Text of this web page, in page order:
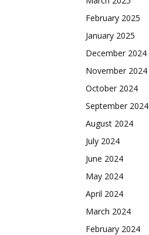
February 2025
January 2025
December 2024
November 2024
October 2024
September 2024
August 2024
July 2024
June 2024
May 2024
April 2024
March 2024
February 2024